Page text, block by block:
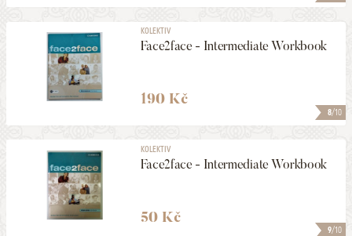
8/10
KOLEKTIV
Face2face - Intermediate Workbook
190 Kč
9/10
KOLEKTIV
Face2face - Intermediate Workbook
50 Kč